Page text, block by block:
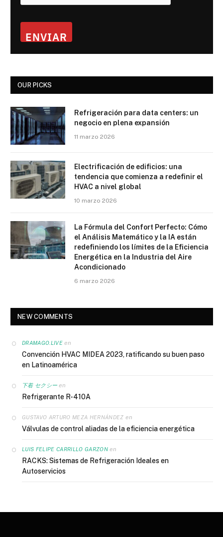
ENVIAR
OUR PICKS
Refrigeración para data centers: un
negocio en plena expansión
11 marzo 2026
Electrificación de edificios: una
tendencia que comienza a redefinir el
HVAC a nivel global
10 marzo 2026
La Fórmula del Confort Perfecto: Cómo
el Análisis Matemático y la IA están
redefiniendo los límites de la Eficiencia
Energética en la Industria del Aire
Acondicionado
6 marzo 2026
NEW COMMENTS
DRAMAGO.LIVEen
Convención HVAC MIDEA 2023, ratificando su buen paso
en Latinoamérica
下着 セクシー en
Refrigerante R-410A
GUSTAVO ARTURO MEZA HERNÁNDEZ en
Válvulas de control aliadas de la eficiencia energética
LUIS FELIPE CARRILLO GARZONen
RACKS: Sistemas de Refrigeración Ideales en
Autoservicios